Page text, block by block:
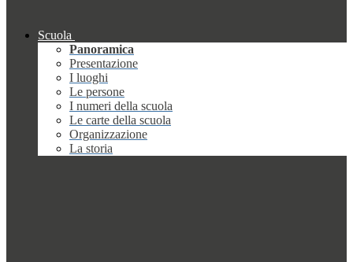
Scuola
Panoramica
Presentazione
I luoghi
Le persone
I numeri della scuola
Le carte della scuola
Organizzazione
La storia